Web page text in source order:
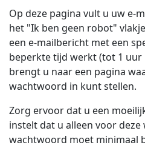
Op deze pagina vult u uw e-
het "Ik ben geen robot"
een e-mailbericht met een
beperkte tijd werkt (tot 1 uur
brengt u naar een pagina
wachtwoord in kunt stellen.
Zorg ervoor dat u een
instelt dat u alleen voor
wachtwoord moet minimaal